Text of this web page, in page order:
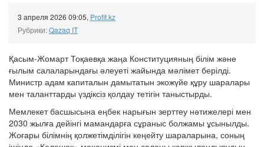
3 апреля 2026 09:05, Profit.kz
Рубрики:Qazaq IT
Қасым-Жомарт Тоқаевқа жаңа Конституцияның білім және
ғылым салаларындағы әлеуеті жайында мәлімет берілді.
Министр адам капиталын дамытатын экожүйе құру шаралары
мен таланттарды үздіксіз қолдау тетігін таныстырды.
Мемлекет басшысына еңбек нарығын зерттеу нәтижелері мен
2030 жылға дейінгі мамандарға сұраныс болжамы ұсынылды.
Жоғары білімнің қолжетімділігін кеңейту шараларына, соның